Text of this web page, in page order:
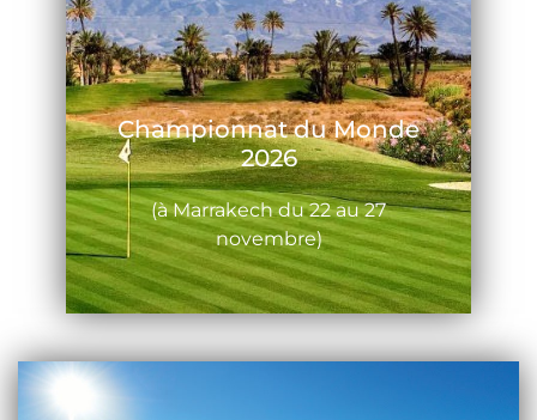
Championnat du Monde
2026
(à Marrakech du 22 au 27
novembre)